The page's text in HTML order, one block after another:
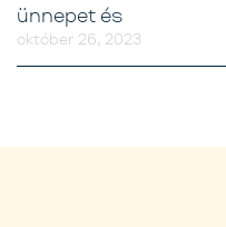
október 26, 2023
ünnepet és